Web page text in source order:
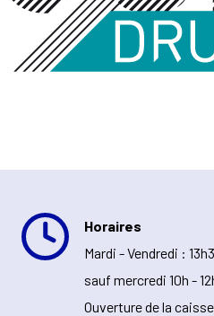
Horaires
Mardi - Vendredi :
sauf mercredi 10h -
Ouverture de la